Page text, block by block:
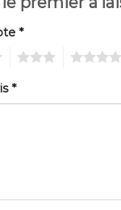
*
*